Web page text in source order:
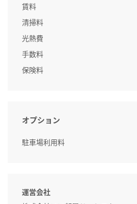
賃料
清掃料
光熱費
手数料
保険料
オプション
駐車場利用料
運営会社